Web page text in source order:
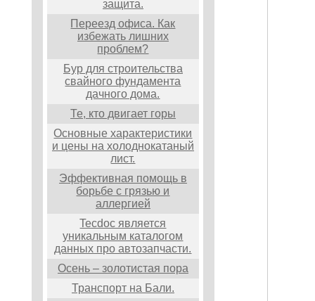
защита.
Переезд офиса. Как
избежать лишних
проблем?
Бур для строительства
свайного фундамента
дачного дома.
Те, кто двигает горы
Основные характеристики
и цены на холоднокатаный
лист.
Эффективная помощь в
борьбе с грязью и
аллергией
Tecdoc является
уникальным каталогом
данных про автозапчасти.
Осень – золотистая пора
Транспорт на Бали.